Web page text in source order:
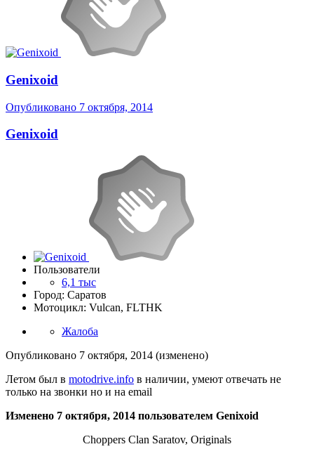
Genixoid
Опубликовано 7 октября, 2014
Genixoid
Пользователи
6,1 тыс
Город: Саратов
Мотоцикл: Vulcan, FLTHK
Жалоба
Опубликовано 7 октября, 2014 (изменено)
Летом был в motodrive.info в наличии, умеют отвечать не
только на звонки но и на email
Изменено 7 октября, 2014 пользователем Genixoid
Choppers Clan Saratov, Originals